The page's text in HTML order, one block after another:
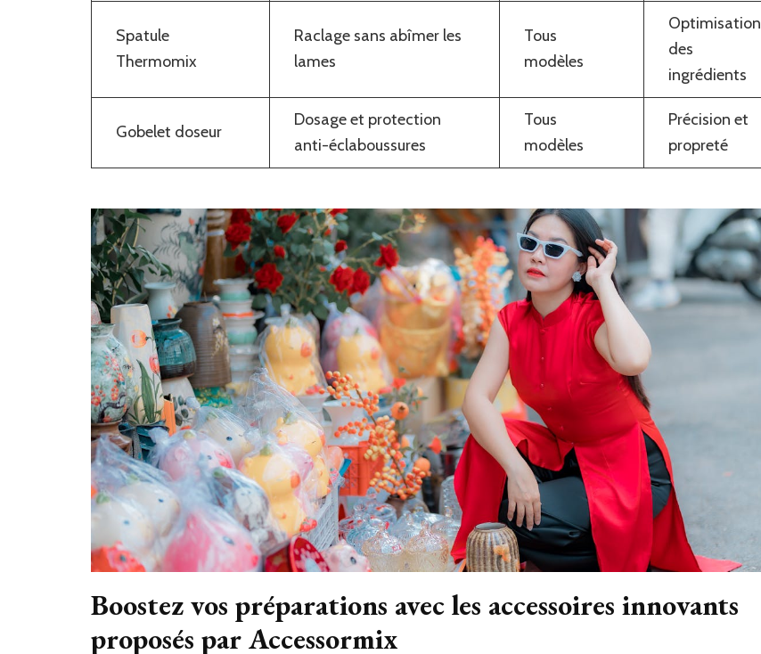
Spatule
Thermomix
Raclage sans abîmer les
lames
Tous
modèles
Optimisation
des
ingrédients
Gobelet doseur
Dosage et protection
anti-éclaboussures
Tous
modèles
Précision et
propreté
Boostez vos préparations avec les accessoires innovants
proposés par Accessormix